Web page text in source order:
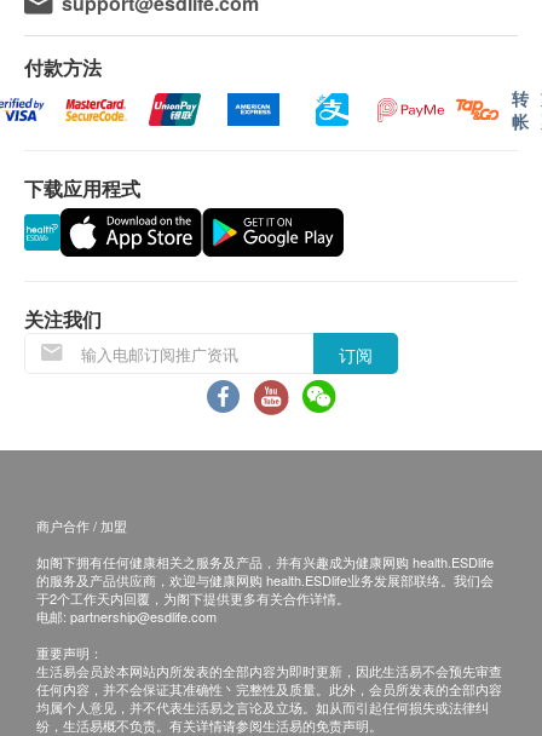
汰，要时刻保持最佳状态，就要吸收足够的维他命
B1、B2、B6，有助将食物转化成能量，提升新陈代
谢，维持身体最佳机能及神经传递，维他命B1和肌醇
(Inositol)更可促进心脏健康，强心迎接每一天。
保持头发、皮肤及指甲健康
维他命B7是人体必需的辅助因子，在脂肪、碳水化合
物、蛋白质和能量代谢中发挥重要的作用，缺乏维他
甚至脱发及白发等问题。要保持健康的仪容，就要摄
取足够的维他命B7。
体的氨基酸，舒缓紧张、压力及情绪低落等问题。
提升睡眠质素
人生约有三分之一的时间用于睡眠，高质素的睡眠有
助恢复体力及思考力。维他命B具安定神经的作用，
尤其是B6、B9(叶酸)和B12，有助减压和提升睡眠质
素，改善失眠困扰。
3. 不排除运送时间会因节日而有所影响。当八号烈风
讯号悬掛或黑色暴雨警告生效时，送货服务时间将会
延迟。
认。倘若健康网购health.ESDlife未能提供任何订单上
的货品，健康网购health.ESDlife有权拒绝接受该订
单，并且会於送货前透过电话或电邮通知顾客再作安
保證
1. 货品质量保證，於顾客收到产品当日起计，食用期
应最少有7个月或以上。
或过期退回，供应商有权不受理。
3. 如有其他损坏或遗漏查询，顾客必须保留有效收据
正本，并於送货後3个工作天内按下列方式联络健康
网购health.ESDlife客户服务部跟进。
电邮: support@esdlife.com / 健康网购health.ESDlife
客服热线: (852) 3151-2288
付款方法
转
帐
下载应用程式
关注我们
订阅
商户合作 / 加盟
如阁下拥有任何健康相关之服务及产品，并有兴趣成为健康网购 health.ESDlife
的服务及产品供应商，欢迎与健康网购 health.ESDlife业务发展部联络。我们会
于2个工作天内回覆，为阁下提供更多有关合作详情。
电邮: partnership@esdlife.com
重要声明：
生活易会员於本网站内所发表的全部内容为即时更新，因此生活易不会预先审查
任何内容，并不会保证其准确性丶完整性及质量。此外，会员所发表的全部内容
均属个人意见，并不代表生活易之言论及立场。如从而引起任何损失或法律纠
纷，生活易概不负责。有关详情请参阅生活易的免责声明。